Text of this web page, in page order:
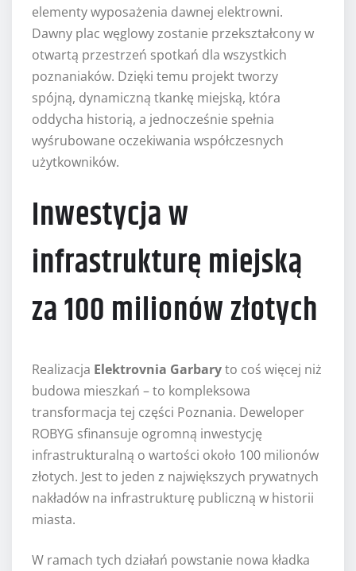
elementy wyposażenia dawnej elektrowni.
Dawny plac węglowy zostanie przekształcony w
otwartą przestrzeń spotkań dla wszystkich
poznaniaków. Dzięki temu projekt tworzy
spójną, dynamiczną tkankę miejską, która
oddycha historią, a jednocześnie spełnia
wyśrubowane oczekiwania współczesnych
użytkowników.
Inwestycja w
infrastrukturę miejską
za 100 milionów złotych
Realizacja Elektrovnia Garbaryto coś więcej niż
budowa mieszkań – to kompleksowa
transformacja tej części Poznania. Deweloper
ROBYG sfinansuje ogromną inwestycję
infrastrukturalną o wartości około 100 milionów
złotych. Jest to jeden z największych prywatnych
nakładów na infrastrukturę publiczną w historii
miasta.
W ramach tych działań powstanie nowa kładka